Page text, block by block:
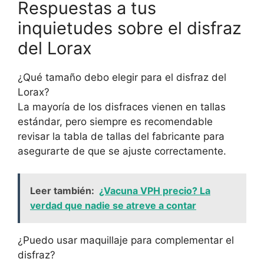
Respuestas a tus
inquietudes sobre el disfraz
del Lorax
¿Qué tamaño debo elegir para el disfraz del
Lorax?
La mayoría de los disfraces vienen en tallas
estándar, pero siempre es recomendable
revisar la tabla de tallas del fabricante para
asegurarte de que se ajuste correctamente.
Leer también: ¿Vacuna VPH precio? La
verdad que nadie se atreve a contar
¿Puedo usar maquillaje para complementar el
disfraz?